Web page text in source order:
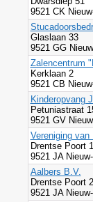
9521 CK
Glaslaan 33
9521 GG
Zalencentrum
Kerklaan 2
9521 CB
Kinderopvang
Petuniastraat
9521 GV
Vereniging
Drentse Poort
9521 JA
Aalbers B.V.
Drentse Poort 2
9521 JA